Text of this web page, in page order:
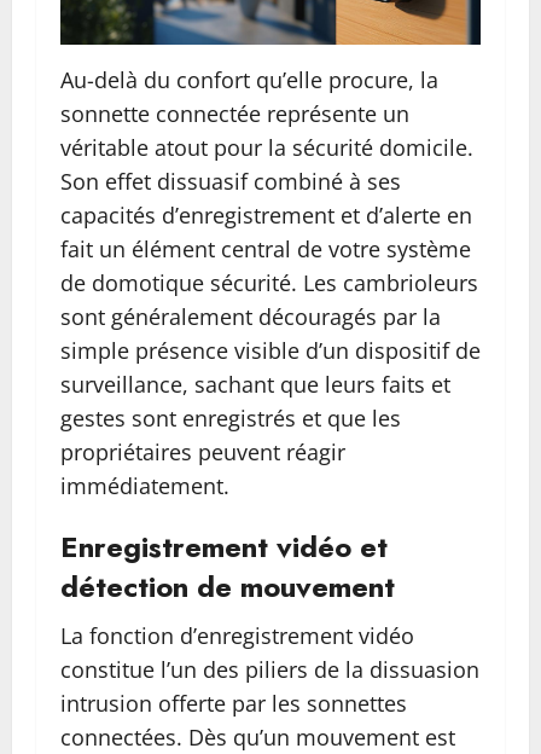
Au-delà du confort qu’elle procure, la
sonnette connectée représente un
véritable atout pour la sécurité domicile.
Son effet dissuasif combiné à ses
capacités d’enregistrement et d’alerte en
fait un élément central de votre système
de domotique sécurité. Les cambrioleurs
sont généralement découragés par la
simple présence visible d’un dispositif de
surveillance, sachant que leurs faits et
gestes sont enregistrés et que les
propriétaires peuvent réagir
immédiatement.
Enregistrement vidéo et
détection de mouvement
La fonction d’enregistrement vidéo
constitue l’un des piliers de la dissuasion
intrusion offerte par les sonnettes
connectées. Dès qu’un mouvement est